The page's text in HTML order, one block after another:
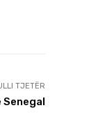
TJETËR
Senegal